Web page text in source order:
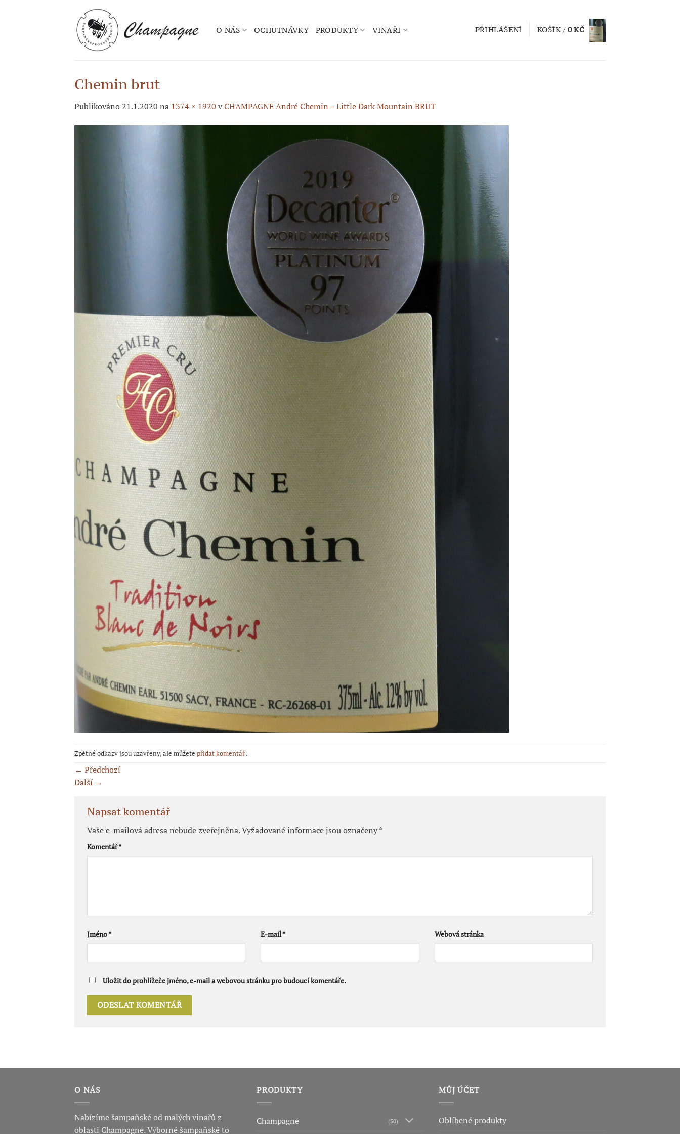
O NÁS OCHUTNÁVKY PRODUKTY VINAŘI PŘIHLÁŠENÍ KOŠÍK / 0KČ
Chemin brut
Publikováno21.1.2020 na 1374 × 1920 vCHAMPAGNE André Chemin – Little Dark Mountain BRUT
Zpětné odkazy jsou uzavřeny, ale můžete přidat komentář.
← Předchozí
Další →
Napsat komentář
Vaše e-mailová adresa nebude zveřejněna.Vyžadované informace jsou označeny*
Komentář*
Jméno* E-mail* Webová stránka
Uložit do prohlížeče jméno, e-mail a webovou stránku pro budoucí komentáře.
O NÁS
Nabízíme šampaňské od malých vinařů z
oblasti Champagne. Výborné šampaňské to
PRODUKTY
Champagne (50)
MŮJ ÚČET
Oblíbené produkty